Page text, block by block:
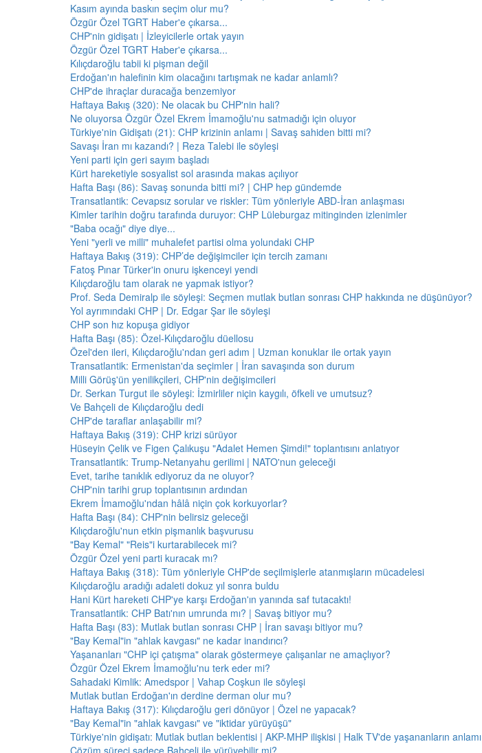
Kasım ayında baskın seçim olur mu?
Özgür Özel TGRT Haber'e çıkarsa...
CHP'nin gidişatı | İzleyicilerle ortak yayın
Özgür Özel TGRT Haber'e çıkarsa...
Kılıçdaroğlu tabii ki pişman değil
Erdoğan'ın halefinin kim olacağını tartışmak ne kadar anlamlı?
CHP'de ihraçlar duracağa benzemiyor
Haftaya Bakış (320): Ne olacak bu CHP'nin hali?
Ne oluyorsa Özgür Özel Ekrem İmamoğlu'nu satmadığı için oluyor
Türkiye'nin Gidişatı (21): CHP krizinin anlamı | Savaş sahiden bitti mi?
Savaşı İran mı kazandı? | Reza Talebi ile söyleşi
Yeni parti için geri sayım başladı
Kürt hareketiyle sosyalist sol arasında makas açılıyor
Hafta Başı (86): Savaş sonunda bitti mi? | CHP hep gündemde
Transatlantik: Cevapsız sorular ve riskler: Tüm yönleriyle ABD-İran anlaşması
Kimler tarihin doğru tarafında duruyor: CHP Lüleburgaz mitinginden izlenimler
"Baba ocağı" diye diye...
Yeni "yerli ve milli" muhalefet partisi olma yolundaki CHP
Haftaya Bakış (319): CHP’de değişimciler için tercih zamanı
Fatoş Pınar Türker'in onuru işkenceyi yendi
Kılıçdaroğlu tam olarak ne yapmak istiyor?
Prof. Seda Demiralp ile söyleşi: Seçmen mutlak butlan sonrası CHP hakkında ne düşünüyor?
Yol ayrımındaki CHP | Dr. Edgar Şar ile söyleşi
CHP son hız kopuşa gidiyor
Hafta Başı (85): Özel-Kılıçdaroğlu düellosu
Özel'den ileri, Kılıçdaroğlu'ndan geri adım | Uzman konuklar ile ortak yayın
Transatlantik: Ermenistan'da seçimler | İran savaşında son durum
Milli Görüş'ün yenilikçileri, CHP'nin değişimcileri
Dr. Serkan Turgut ile söyleşi: İzmirliler niçin kaygılı, öfkeli ve umutsuz?
Ve Bahçeli de Kılıçdaroğlu dedi
CHP'de taraflar anlaşabilir mi?
Haftaya Bakış (319): CHP krizi sürüyor
Hüseyin Çelik ve Figen Çalıkuşu "Adalet Hemen Şimdi!" toplantısını anlatıyor
Transatlantik: Trump-Netanyahu gerilimi | NATO'nun geleceği
Evet, tarihe tanıklık ediyoruz da ne oluyor?
CHP'nin tarihi grup toplantısının ardından
Ekrem İmamoğlu'ndan hâlâ niçin çok korkuyorlar?
Hafta Başı (84): CHP'nin belirsiz geleceği
Kılıçdaroğlu'nun etkin pişmanlık başvurusu
"Bay Kemal" "Reis"i kurtarabilecek mi?
Özgür Özel yeni parti kuracak mı?
Haftaya Bakış (318): Tüm yönleriyle CHP'de seçilmişlerle atanmışların mücadelesi
Kılıçdaroğlu aradığı adaleti dokuz yıl sonra buldu
Hani Kürt hareketi CHP'ye karşı Erdoğan'ın yanında saf tutacaktı!
Transatlantik: CHP Batı'nın umrunda mı? | Savaş bitiyor mu?
Hafta Başı (83): Mutlak butlan sonrası CHP | İran savaşı bitiyor mu?
"Bay Kemal"in "ahlak kavgası" ne kadar inandırıcı?
Yaşananları "CHP içi çatışma" olarak göstermeye çalışanlar ne amaçlıyor?
Özgür Özel Ekrem İmamoğlu'nu terk eder mi?
Sahadaki Kimlik: Amedspor | Vahap Coşkun ile söyleşi
Mutlak butlan Erdoğan'ın derdine derman olur mu?
Haftaya Bakış (317): Kılıçdaroğlu geri dönüyor | Özel ne yapacak?
"Bay Kemal"in "ahlak kavgası" ve "iktidar yürüyüşü"
Türkiye'nin gidişatı: Mutlak butlan beklentisi | AKP-MHP ilişkisi | Halk TV'de yaşananların anlamı
Çözüm süreci sadece Bahçeli ile yürüyebilir mi?